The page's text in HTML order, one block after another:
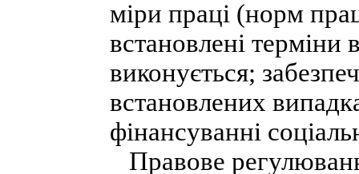
міри праці (норм
встановлені
виконується;
встановлених
фінансуванні
Правове